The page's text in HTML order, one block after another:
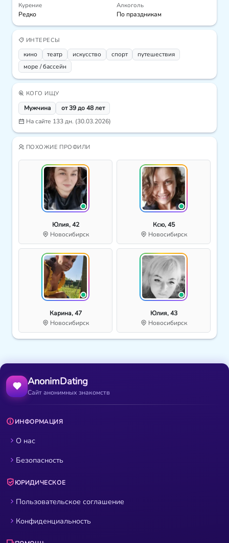
Курение
Редко
Алкоголь
По праздникам
ИНТЕРЕСЫ
кино театр искусcтво спорт
путешествия
море / бассейн
КОГО ИЩУ
Мужчина
от 39 до 48 лет
На сайте 133 дн. (30.03.2026)
ПОХОЖИЕ ПРОФИЛИ
Юлия, 42
Новосибирск
Ксю, 45
Новосибирск
Карина, 47
Новосибирск
Юлия, 43
Новосибирск
AnonimDating
Сайт анонимных знакомств
ИНФОРМАЦИЯ
О нас
Безопасность
ЮРИДИЧЕСКОЕ
Пользовательское соглашение
Конфиденциальность